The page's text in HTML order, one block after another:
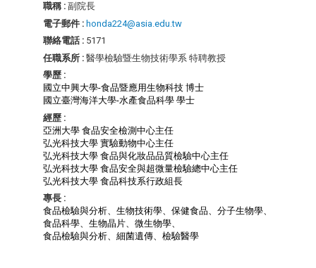
職稱 : 副院長
電子郵件 : honda224@asia.edu.tw
聯絡電話 : 5171
任職系所 : 醫學檢驗暨生物技術學系 特聘教授
學歷 :
國立中興大學-食品暨應用生物科技 博士
國立臺灣海洋大學-水產食品科學 學士
經歷 :
亞洲大學 食品安全檢測中心主任
弘光科技大學 實驗動物中心主任
弘光科技大學 食品與化妝品品質檢驗中心主任
弘光科技大學 食品安全與超微量檢驗總中心主任
弘光科技大學 食品科技系行政組長
專長 :
食品檢驗與分析、生物技術學、保健食品、分子生物學、
食品科學、生物晶片、微生物學、
食品檢驗與分析、細菌遺傳、檢驗醫學